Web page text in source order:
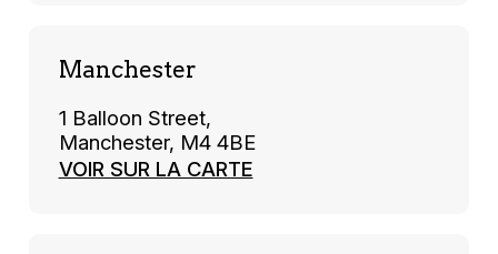
Manchester
1 Balloon Street,
Manchester, M4 4BE
VOIR SUR LA CARTE